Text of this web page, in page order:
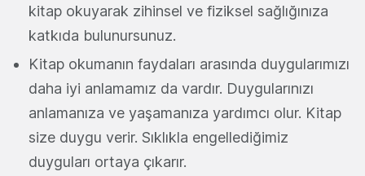
kitap okuyarak zihinsel ve fiziksel sağlığınıza
katkıda bulunursunuz.
Kitap okumanın faydaları arasında duygularımızı
daha iyi anlamamız da vardır. Duygularınızı
anlamanıza ve yaşamanıza yardımcı olur. Kitap
size duygu verir. Sıklıkla engellediğimiz
duyguları ortaya çıkarır.